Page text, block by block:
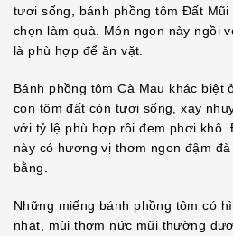
tươi sống, bánh phồng tôm Đất
chọn làm quà. Món ngon này ngồi
là phù hợp để ăn vặt.
Bánh phồng tôm Cà Mau khác biệt
con tôm đất còn tươi sống, xay
với tỷ lệ phù hợp rồi đem phơi khô.
này có hương vị thơm ngon đậm
bằng.
Những miếng bánh phồng tôm có
nhạt, mùi thơm nức mũi thường